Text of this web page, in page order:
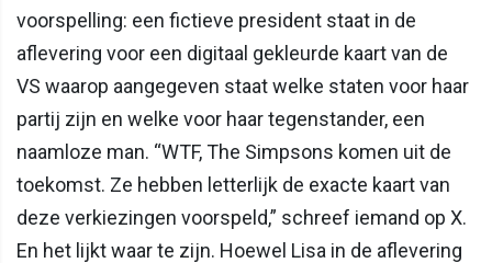
voorspelling: een fictieve president staat in de
aflevering voor een digitaal gekleurde kaart van de
VS waarop aangegeven staat welke staten voor haar
partij zijn en welke voor haar tegenstander, een
naamloze man. “WTF, The Simpsons komen uit de
toekomst. Ze hebben letterlijk de exacte kaart van
deze verkiezingen voorspeld,” schreef iemand op X.
En het lijkt waar te zijn. Hoewel Lisa in de aflevering